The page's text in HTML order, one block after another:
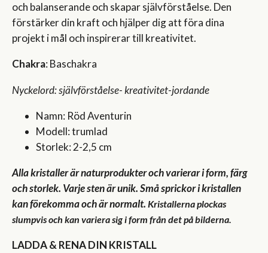
och balanserande och skapar självförståelse. Den
förstärker din kraft och hjälper dig att föra dina
projekt i mål och inspirerar till kreativitet.
Chakra: Baschakra
Nyckelord: självförståelse- kreativitet-jordande
Namn: Röd Aventurin
Modell: trumlad
Storlek: 2-2,5 cm
Alla kristaller är naturprodukter och varierar i form, färg
och storlek. Varje sten är unik. Små sprickor i kristallen
kan förekomma och är normalt. Kristallerna plockas
slumpvis och kan variera sig i form från det på bilderna.
LADDA & RENA DIN KRISTALL